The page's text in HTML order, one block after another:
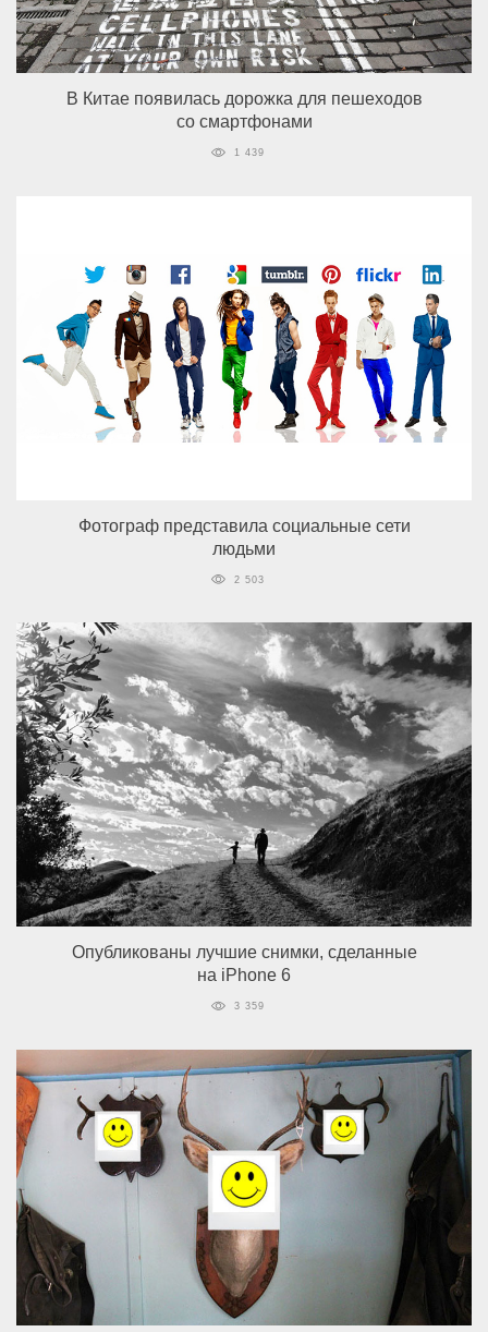
В Китае появилась дорожка для пешеходов
со смартфонами
1 439
Фотограф представила социальные сети
людьми
2 503
Опубликованы лучшие снимки, сделанные
на iPhone 6
3 359